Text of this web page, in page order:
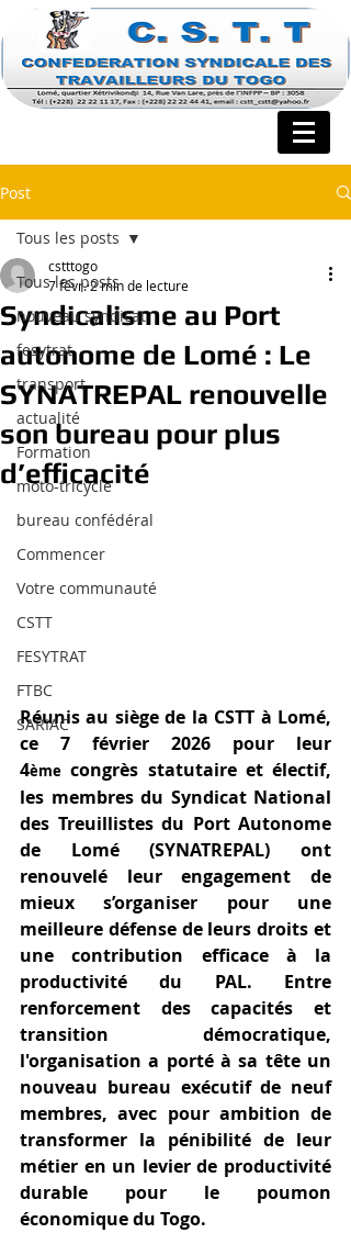
Post
Tous les posts
nouveau syndicat
fesytrat
transport
actualité
Formation
moto-tricycle
bureau confédéral
Commencer
Votre communauté
CSTT
FESYTRAT
FTBC
SARIAC
Tous les posts
Syndicalisme au Port
autonome de Lomé : Le
SYNATREPAL renouvelle
son bureau pour plus
d’efficacité
cstttogo
7 févr.2 min de lecture
Réunis au siège de la CSTT à Lomé,
ce 7 février 2026 pour leur
4ème congrès statutaire et électif,
les membres du Syndicat National
des Treuillistes du Port Autonome
de Lomé (SYNATREPAL) ont
renouvelé leur engagement de
mieux s’organiser pour une
meilleure défense de leurs droits et
une contribution efficace à la
productivité du PAL. Entre
renforcement des capacités et
transition démocratique,
l'organisation a porté à sa tête un
nouveau bureau exécutif de neuf
membres, avec pour ambition de
transformer la pénibilité de leur
métier en un levier de productivité
durable pour le poumon
économique du Togo.